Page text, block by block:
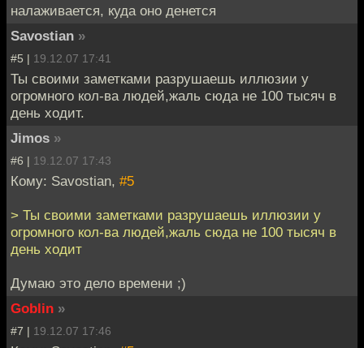
налаживается, куда оно денется
Savostian »
#5 | 19.12.07 17:41
Ты своими заметками разрушаешь иллюзии у
огромного кол-ва людей,жаль сюда не 100 тысяч в
день ходит.
Jimos »
#6 | 19.12.07 17:43
Кому: Savostian, #5
> Ты своими заметками разрушаешь иллюзии у
огромного кол-ва людей,жаль сюда не 100 тысяч в
день ходит
Думаю это дело времени ;)
Goblin »
#7 | 19.12.07 17:46